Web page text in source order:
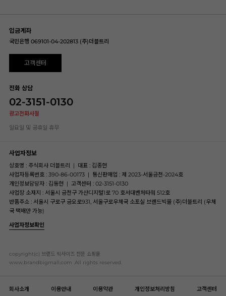
입금계좌
국민은행 069101-04-202813 (주)더블트리
고객센터
전화 상담
02-3151-0130
광고전화사절
일요일 및 공휴일 휴무
사업자정보
상호명 : 주식회사 더블트리 | 대표 : 김종현
사업자등록번호 : 390-86-00173 | 통신판매업 : 제 2023-서울금천-2024호
개인정보담당자 : 김동현 | 고객센터 : 02-3151-0130
사업장 소재지 : 서울시 금천구 가산디지털1로 70 호서대벤처타워 512호
반품주소 : 서울시 구로구 금오로931, 서울구로우체국 소포실 브랜드빅몰 (주)더블트리 (우체
국 택배만 가능)
사업자정보확인
copyright(c) 브랜드 빅사이즈 전문 쇼핑몰
www.brandbigmall.com .All rights reserved.
회사소개 이용안내 이용약관 개인정보처리방침 고객센터